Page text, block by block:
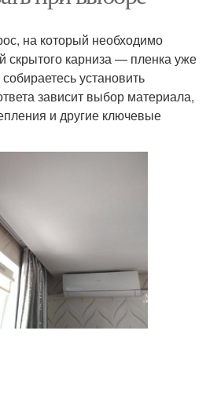
на который необходимо
скрытого карниза — пленка уже
установить
зависит выбор материала,
и другие ключевые